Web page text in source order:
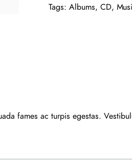
Tags: Albums, CD,
fames ac turpis egestas.